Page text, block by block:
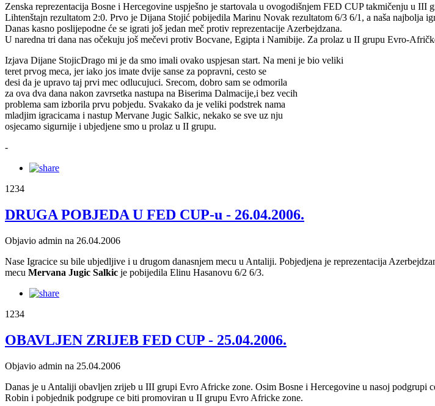
Zenska reprezentacija Bosne i Hercegovine uspješno je startovala u ovogodišnjem FED CUP takmičenju u
Lihtenštajn rezultatom 2:0. Prvo je Dijana Stojić pobijedila Marinu Novak rezultatom 6/3 6/1, a naša najbolja
Danas kasno poslijepodne će se igrati još jedan meč protiv reprezentacije Azerbejdzana.
U naredna tri dana nas očekuju još mečevi protiv Bocvane, Egipta i Namibije. Za prolaz u II grupu Evro-
Izjava Dijane StojicDrago mi je da smo imali ovako uspjesan start. Na meni je bio veliki
teret prvog meca, jer iako jos imate dvije sanse za popravni, cesto se
desi da je upravo taj prvi mec odlucujuci. Srecom, dobro sam se odmorila
za ova dva dana nakon zavrsetka nastupa na Biserima Dalmacije,i bez vecih
problema sam izborila prvu pobjedu. Svakako da je veliki podstrek nama
mladjim igracicama i nastup Mervane Jugic Salkic, nekako se sve uz nju
osjecamo sigurnije i ubjedjene smo u prolaz u II grupu.
-
1234
DRUGA POBJEDA U FED CUP-u - 26.04.2006.
Objavio admin na 26.04.2006
Nase Igracice su bile ubjedljive i u drugom danasnjem mecu u Antaliji. Pobjedjena je reprezentacija
mecu Mervana Jugic Salkic je pobijedila Elinu Hasanovu 6/2 6/3.
1234
OBAVLJEN ZRIJEB FED CUP - 25.04.2006.
Objavio admin na 25.04.2006
Danas je u Antaliji obavljen zrijeb u III grupi Evro Africke zone. Osim Bosne i Hercegovine u nasoj podgrupi
Robin i pobjednik podgrupe ce biti promoviran u II grupu Evro Africke zone.